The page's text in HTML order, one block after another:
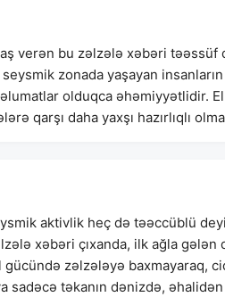
verən bu zəlzələ xəbəri təəssüf
zonada yaşayan insanların
olduqca əhəmiyyətlidir.
qarşı daha yaxşı hazırlıqlı
aktivlik heç də təəccüblü
xəbəri çıxanda, ilk ağla gələn
zəlzələyə baxmayaraq,
təkanın dənizdə,